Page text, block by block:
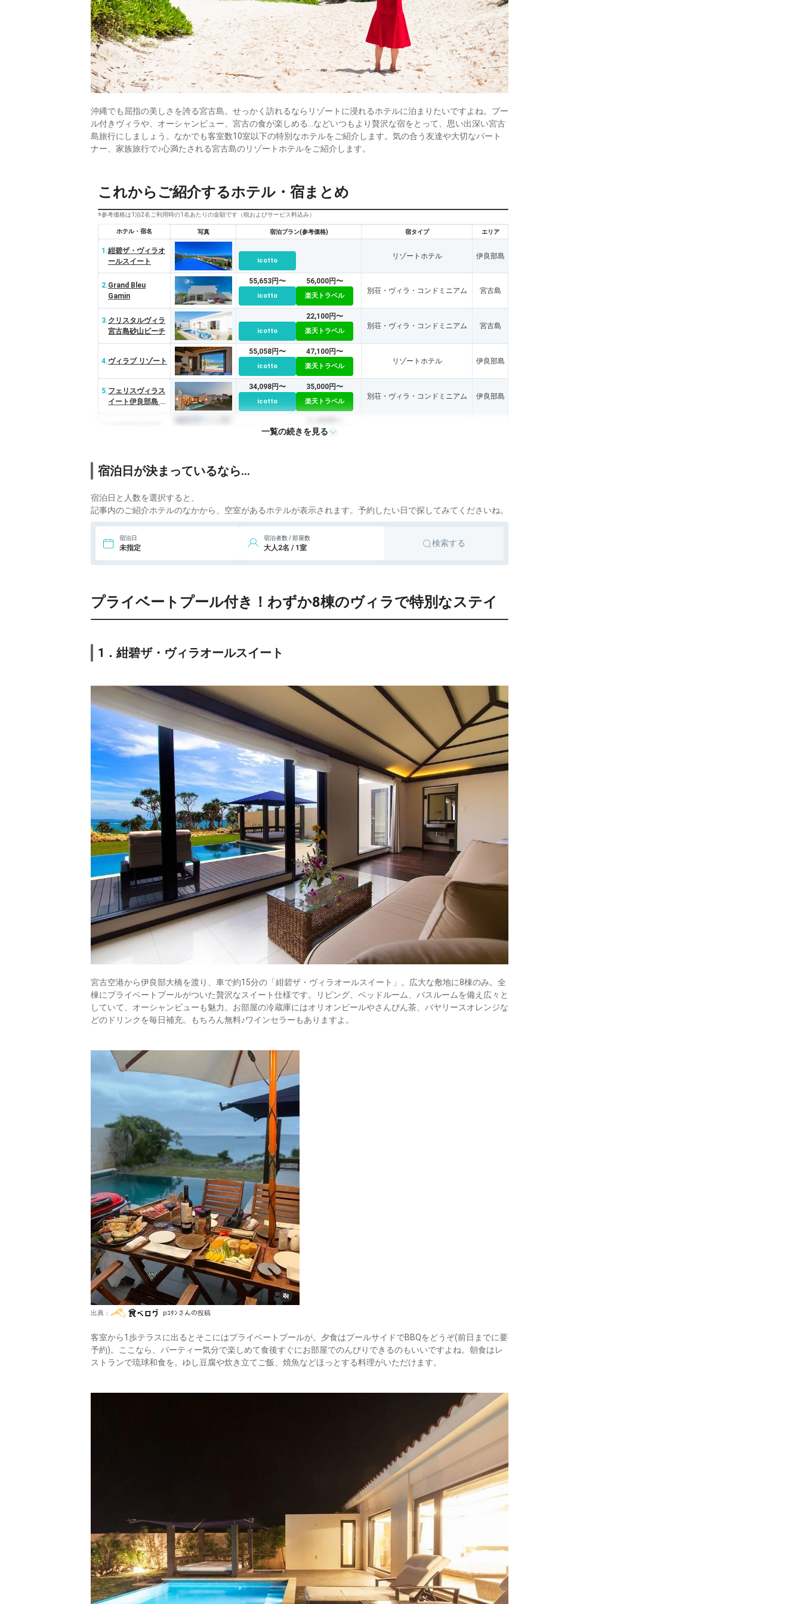
沖縄でも屈指の美しさを誇る宮古島。せっかく訪れるならリゾートに浸れるホテルに泊まりたいですよね。プー
ル付きヴィラや、オーシャンビュー、宮古の食が楽しめる…などいつもより贅沢な宿をとって、思い出深い宮古
島旅行にしましょう。なかでも客室数10室以下の特別なホテルをご紹介します。気の合う友達や大切なパート
ナー、家族旅行で♪心満たされる宮古島のリゾートホテルをご紹介します。
これからご紹介するホテル・宿まとめ
※参考価格は1泊2名ご利用時の1名あたりの金額です（税およびサービス料込み）
ホテル・宿名 写真 宿泊プラン(参考価格) 宿タイプ エリア
1.紺碧ザ・ヴィラオ
ールスイート
icotto
リゾートホテル 伊良部島
2.Grand Bleu
Gamin
55,653円〜
icotto
56,000円〜
楽天トラベル
別荘・ヴィラ・コンドミニアム 宮古島
3.クリスタルヴィラ
宮古島砂山ビーチ
icotto
22,100円〜
楽天トラベル
別荘・ヴィラ・コンドミニアム 宮古島
4.ヴィラブ リゾート
55,058円〜
icotto
47,100円〜
楽天トラベル
リゾートホテル 伊良部島
5.フェリスヴィラス
イート伊良部島 佐
34,098円〜
icotto
35,000円〜
楽天トラベル
別荘・ヴィラ・コンドミニアム 伊良部島
icotto 楽天トラベル
ギャースイート
一覧の続きを見る
宿泊日が決まっているなら…
宿泊日と人数を選択すると、
記事内のご紹介ホテルのなかから、空室があるホテルが表示されます。予約したい日で探してみてくださいね。
宿泊日
未指定
宿泊者数 / 部屋数
大人2名 / 1室 検索する
プライベートプール付き！わずか8棟のヴィラで特別なステイ
1．紺碧ザ・ヴィラオールスイート
宮古空港から伊良部大橋を渡り、車で約15分の「紺碧ザ・ヴィラオールスイート」。広大な敷地に8棟のみ。全
棟にプライベートプールがついた贅沢なスイート仕様です。リビング、ベッドルーム、バスルームを備え広々と
していて、オーシャンビューも魅力。お部屋の冷蔵庫にはオリオンビールやさんぴん茶、バヤリースオレンジな
どのドリンクを毎日補充。もちろん無料♪ワインセラーもありますよ。
出典： pｺﾀﾝさんの投稿
客室から1歩テラスに出るとそこにはプライベートプールが。夕食はプールサイドでBBQをどうぞ(前日までに要
予約)。ここなら、パーティー気分で楽しめて食後すぐにお部屋でのんびりできるのもいいですよね。朝食はレ
ストランで琉球和食を。ゆし豆腐や炊き立てご飯、焼魚などほっとする料理がいただけます。